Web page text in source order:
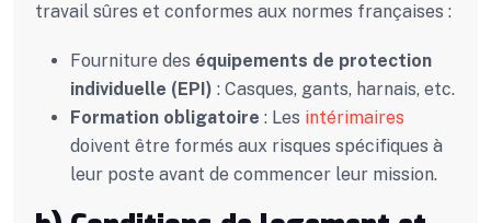
travail sûres et conformes aux normes françaises :
Fourniture des équipements de protection
individuelle (EPI) : Casques, gants, harnais, etc.
Formation obligatoire : Les intérimaires
doivent être formés aux risques spécifiques à
leur poste avant de commencer leur mission.